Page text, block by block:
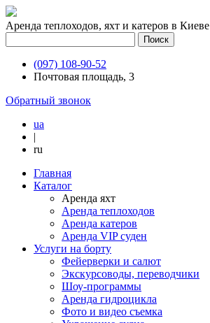
Аренда теплоходов, яхт и катеров в Киеве
(097) 108-90-52
Почтовая площадь, 3
Обратный звонок
ua
|
ru
Главная
Каталог
Аренда яхт
Аренда теплоходов
Аренда катеров
Аренда VIP суден
Услуги на борту
Фейерверки и салют
Экскурсоводы, переводчики
Шоу-программы
Аренда гидроцикла
Фото и видео съемка